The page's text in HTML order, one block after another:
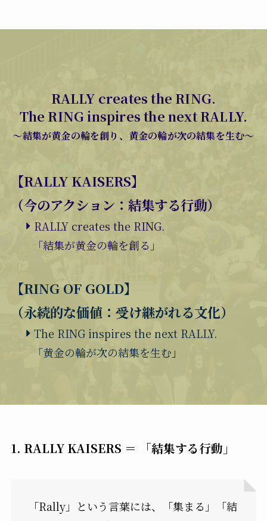
RALLY creates the RING.
The RING inspires the next RALLY.
～結集が黄金の輪を創り、黄金の輪が次の結集を生む～
【RALLY KAISERS】
（今のアクション：結集する行動）
RALLY creates the RING.
「結集が黄金の輪を創る」
【RING OF GOLD】
（永続的な価値：受け継がれる文化）
The RING inspires the next RALLY.
「黄金の輪が次の結集を生む 」
1. RALLY KAISERS ＝ 「結集する行動」
「Rally」という言葉には、「集まる」「結